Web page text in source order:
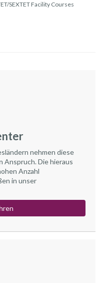
SEXTET Facility Courses
nehmen diese
Anspruch. Die hieraus
Anzahl
in unser